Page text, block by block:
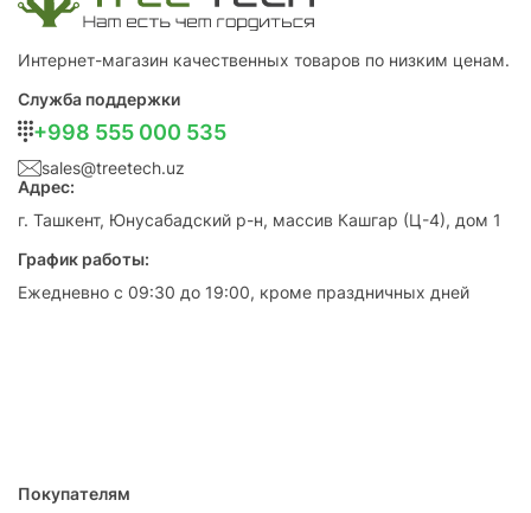
Интернет-магазин качественных товаров по низким ценам.
Служба поддержки
+998 555 000 535
sales@treetech.uz
Адрес:
г. Ташкент, Юнусабадский р-н, массив Кашгар (Ц-4), дом 1
График работы:
Ежедневно с 09:30 до 19:00, кроме праздничных дней
Покупателям